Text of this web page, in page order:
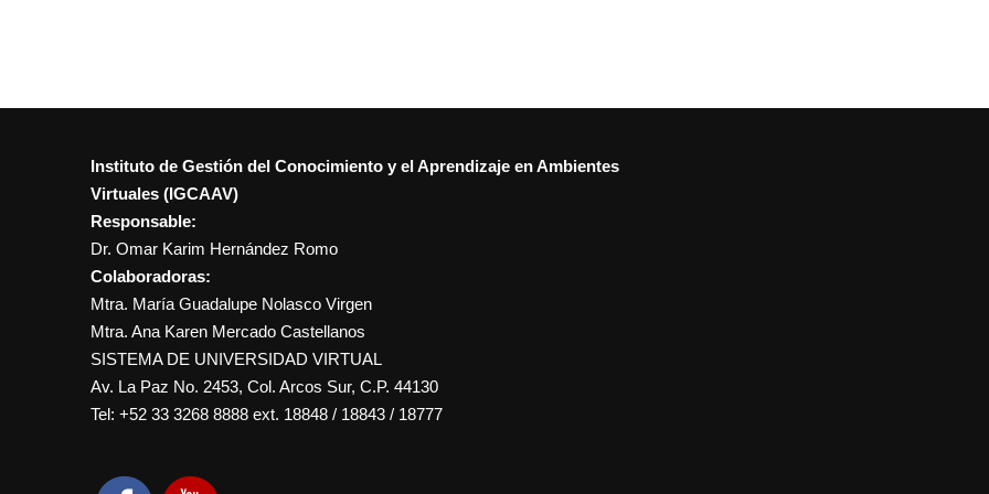
Instituto de Gestión del Conocimiento y el Aprendizaje en Ambientes
Virtuales (IGCAAV)
Responsable:
Dr. Omar Karim Hernández Romo
Colaboradoras:
Mtra. María Guadalupe Nolasco Virgen
Mtra. Ana Karen Mercado Castellanos
SISTEMA DE UNIVERSIDAD VIRTUAL
Av. La Paz No. 2453, Col. Arcos Sur, C.P. 44130
Tel: +52 33 3268 8888‏ ext. 18848 / 18843 / 18777